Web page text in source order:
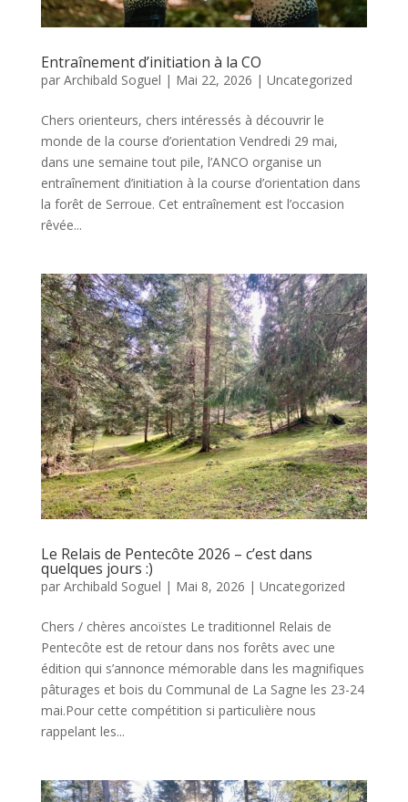
Entraînement d’initiation à la CO
par Archibald Soguel | Mai 22, 2026 | Uncategorized
Chers orienteurs, chers intéressés à découvrir le
monde de la course d’orientation Vendredi 29 mai,
dans une semaine tout pile, l’ANCO organise un
entraînement d’initiation à la course d’orientation dans
la forêt de Serroue. Cet entraînement est l’occasion
rêvée...
Le Relais de Pentecôte 2026 – c’est dans
quelques jours :)
par Archibald Soguel | Mai 8, 2026 | Uncategorized
Chers / chères ancoïstes Le traditionnel Relais de
Pentecôte est de retour dans nos forêts avec une
édition qui s’annonce mémorable dans les magnifiques
pâturages et bois du Communal de La Sagne les 23-24
mai.Pour cette compétition si particulière nous
rappelant les...